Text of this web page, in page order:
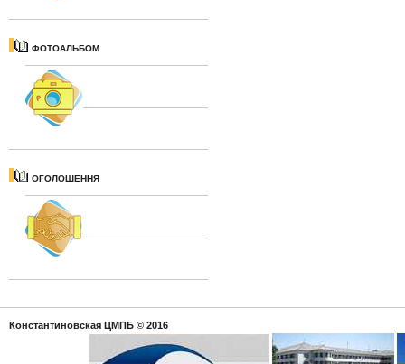
ФОТОАЛЬБОМ
ОГОЛОШЕННЯ
Константиновская ЦМПБ © 2016